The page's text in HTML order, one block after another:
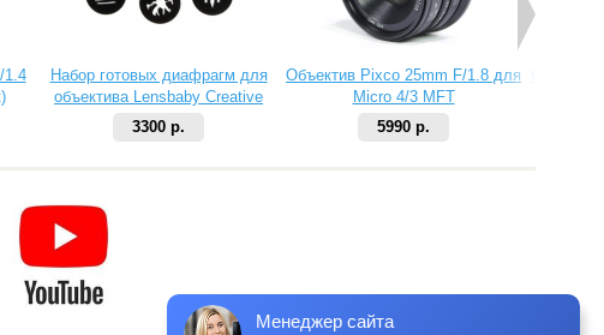
1.4
Набор готовых диафрагм для
объектива Lensbaby Creative
Aperture Kit 2
3300 р.
Объектив Pixco 25mm F/1.8 для
Micro 4/3 MFT
5990 р.
Менеджер сайта